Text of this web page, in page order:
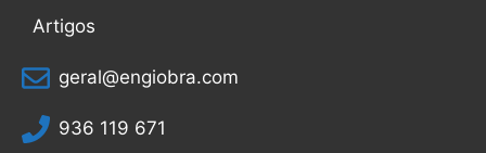
Artigos
geral@engiobra.com
936 119 671